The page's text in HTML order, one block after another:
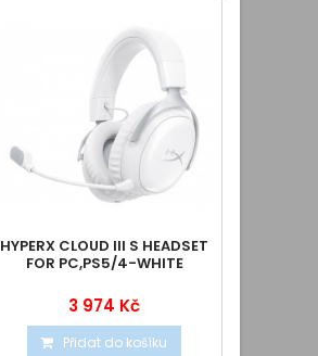
HYPERX CLOUD III S HEADSET
FOR PC,PS5/4-WHITE
3 974 Kč
Přidat do košíku